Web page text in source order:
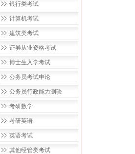
银行类考试
计算机考试
建筑类考试
证券从业资格考试
博士生入学考试
公务员考试申论
公务员行政能力测验
考研数学
考研英语
英语考试
其他经管类考试